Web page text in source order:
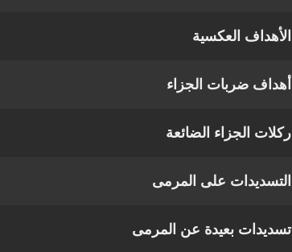
الأهداف العكسية
أهداف ضربات الجزاء
ركلات الجزاء الضائعة
التسديدات على المرمى
تسديدات بعيدة عن المرمى